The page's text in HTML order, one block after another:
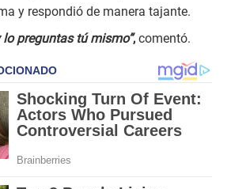
y respondió de manera tajante.
lo preguntas tú mismo”, comentó.